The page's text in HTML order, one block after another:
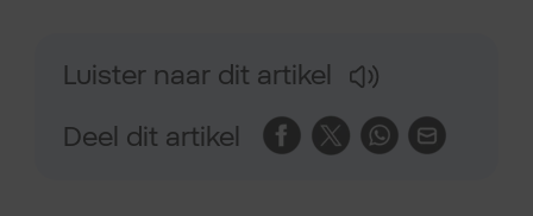
Luister naar dit artikel
Deel dit artikel